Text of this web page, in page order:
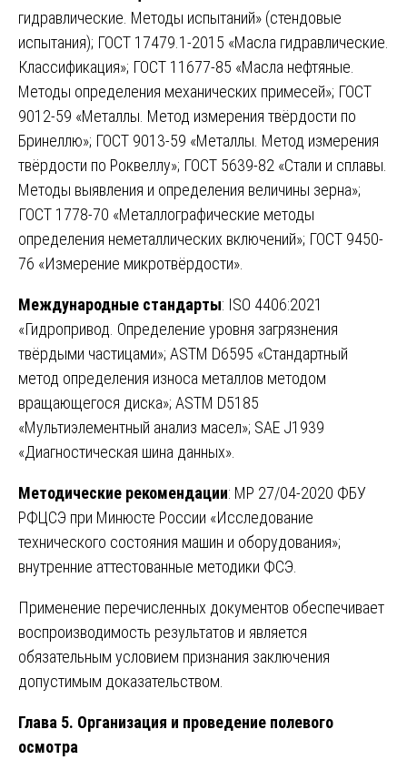
гидравлические. Методы испытаний» (стендовые
испытания); ГОСТ 17479.1-2015 «Масла гидравлические.
Классификация»; ГОСТ 11677-85 «Масла нефтяные.
Методы определения механических примесей»; ГОСТ
9012-59 «Металлы. Метод измерения твёрдости по
Бринеллю»; ГОСТ 9013-59 «Металлы. Метод измерения
твёрдости по Роквеллу»; ГОСТ 5639-82 «Стали и сплавы.
Методы выявления и определения величины зерна»;
ГОСТ 1778-70 «Металлографические методы
определения неметаллических включений»; ГОСТ 9450-
76 «Измерение микротвёрдости».
Международные стандарты: ISO 4406:2021
«Гидропривод. Определение уровня загрязнения
твёрдыми частицами»; ASTM D6595 «Стандартный
метод определения износа металлов методом
вращающегося диска»; ASTM D5185
«Мультиэлементный анализ масел»; SAE J1939
«Диагностическая шина данных».
Методические рекомендации: МР 27/04-2020 ФБУ
РФЦСЭ при Минюсте России «Исследование
технического состояния машин и оборудования»;
внутренние аттестованные методики ФСЭ.
Применение перечисленных документов обеспечивает
воспроизводимость результатов и является
обязательным условием признания заключения
допустимым доказательством.
Глава 5. Организация и проведение полевого
осмотра